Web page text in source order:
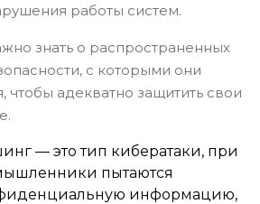
работы систем.
знать о распространенных
с которыми они
чтобы адекватно защитить свои
— это тип кибератаки, при
пытаются
информацию,